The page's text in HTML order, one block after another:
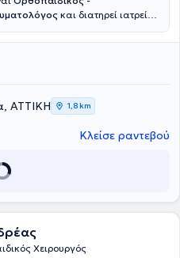
και διατηρεί ιατρείο
στο Νοσοκομείο ΚΑΤ. Έχει
πλοήγησης.
και
εφαρμόζει συντηρητικές
PRP και βλαστοκυττάρων.
ΑΤΤΙΚΗ 1,8 km
Κλείσε ραντεβού
Χειρουργός